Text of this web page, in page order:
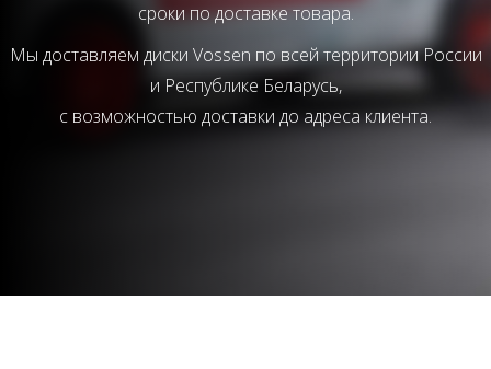
сроки по доставке товара.
Мы доставляем диски Vossen по всей территории России
и Республике Беларусь,
с возможностью доставки до адреса клиента.